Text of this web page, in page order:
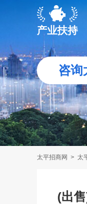
产业扶持
咨询
太平招商网 > 太
(出